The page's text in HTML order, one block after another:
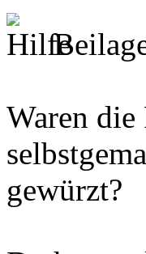
Waren die
gewürzt?